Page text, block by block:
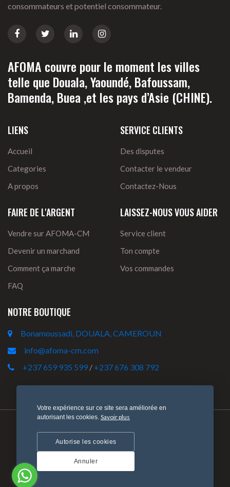
consommateurs et potentiel consommateur.
AFOMA couvre pour le moment les villes
telle que Douala, Yaoundé, Bafoussam,
Bamenda, Buea ,et les pays d’Asie (CHINE).
LIENS
Accueil
Categories
A propos
SERVICE CLIENTS
Des disputes
Contacter le vendeur
Contactez-Nous
FAIRE DE L'ARGENT
Vendre sur AFOMA-CM
Devenir un marchand
Comment ça marche
FAQ
LAISSEZ-NOUS VOUS AIDER
Service client
Ton compte
Vos commandes
NOTRE BOUTIQUE
Bonamoussadi, DOUALA, CAMEROUN
info@afoma-cm.com
+237 659 935 599 / +237 676 308 792
Politique de retour et de remboursement
© 2022 AFOMA-CM. Tous droits réservés. Conçu par
HONOWA Tech.
Votre expérience sur ce site sera améliorée en
autorisant les cookies. Savoir plus
Autorise les cookies
Annuler